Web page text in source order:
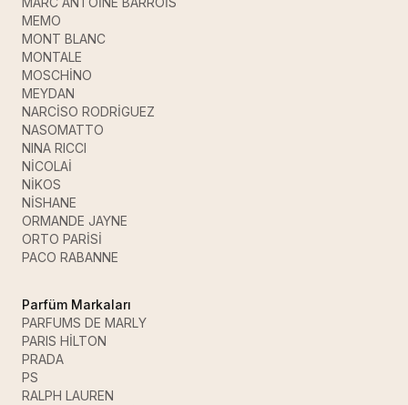
MEMO
MONT BLANC
MONTALE
MOSCHİNO
MEYDAN
NARCİSO RODRİGUEZ
NASOMATTO
NINA RICCI
NİCOLAİ
NİKOS
NİSHANE
ORMANDE JAYNE
ORTO PARİSİ
PACO RABANNE
Parfüm Markaları
PARFUMS DE MARLY
PARIS HİLTON
PRADA
PS
RALPH LAUREN